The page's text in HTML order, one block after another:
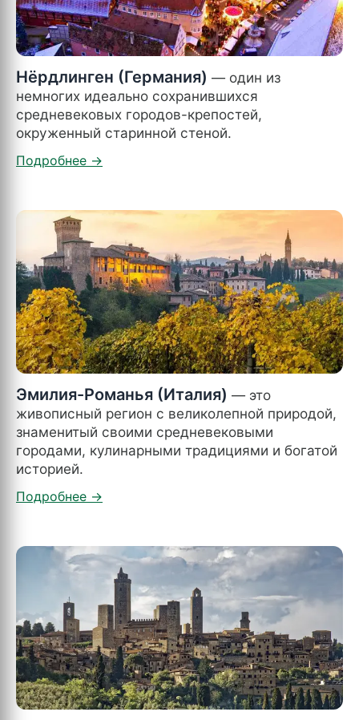
Нёрдлинген (Германия) — один из
немногих идеально сохранившихся
средневековых городов-крепостей,
окруженный старинной стеной.
Эмилия-Романья (Италия) — это
живописный регион с великолепной природой,
знаменитый своими средневековыми
городами, кулинарными традициями и богатой
историей.